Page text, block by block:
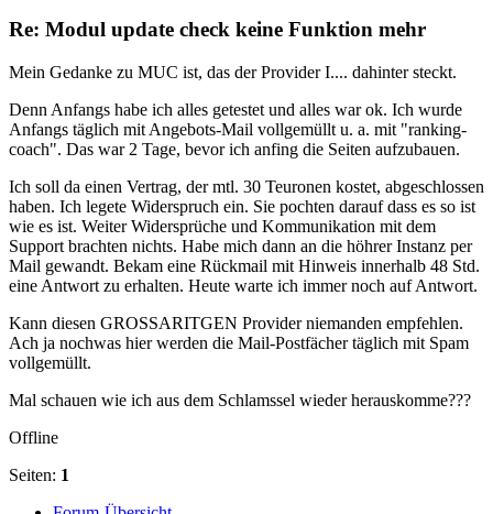
Re: Modul update check keine Funktion mehr
Mein Gedanke zu MUC ist, das der Provider I.... dahinter steckt.
Denn Anfangs habe ich alles getestet und alles war ok. Ich wurde
Anfangs täglich mit Angebots-Mail vollgemüllt u. a. mit "ranking-
coach". Das war 2 Tage, bevor ich anfing die Seiten aufzubauen.
Ich soll da einen Vertrag, der mtl. 30 Teuronen kostet, abgeschlossen
haben. Ich legete Widerspruch ein. Sie pochten darauf dass es so ist
wie es ist. Weiter Widersprüche und Kommunikation mit dem
Support brachten nichts. Habe mich dann an die höhrer Instanz per
Mail gewandt. Bekam eine Rückmail mit Hinweis innerhalb 48 Std.
eine Antwort zu erhalten. Heute warte ich immer noch auf Antwort.
Kann diesen GROSSARITGEN Provider niemanden empfehlen.
Ach ja nochwas hier werden die Mail-Postfächer täglich mit Spam
vollgemüllt.
Mal schauen wie ich aus dem Schlamssel wieder herauskomme???
Offline
Seiten: 1